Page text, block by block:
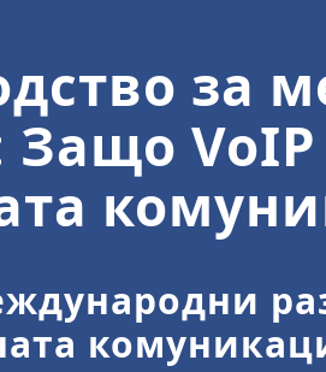
за
Защо